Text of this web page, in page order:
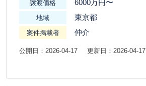
譲渡価格 6000万円〜
地域 東京都
案件掲載者 仲介
公開日：2026-04-17 更新日：2026-04-17